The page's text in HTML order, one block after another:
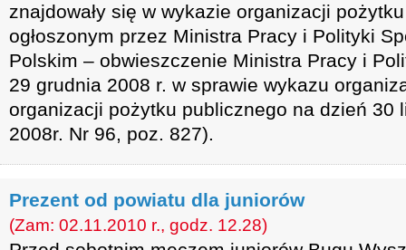
znajdowały się w wykazie organizacji
ogłoszonym przez Ministra Pracy i Polityki
Polskim – obwieszczenie Ministra Pracy i
29 grudnia 2008 r. w sprawie wykazu
organizacji pożytku publicznego na dzień 30
2008r. Nr 96, poz. 827).
Prezent od powiatu dla juniorów
(Zam: 02.11.2010 r., godz. 12.28)